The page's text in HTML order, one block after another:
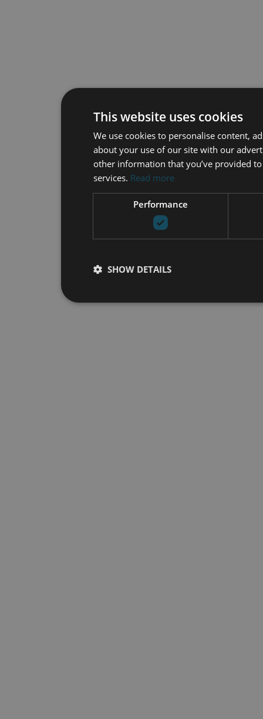
This website uses cookies
We use cookies to personalise content,
about your use of our site with our
other information that you’ve provided
services. Read more
Performance
SHOW DETAILS